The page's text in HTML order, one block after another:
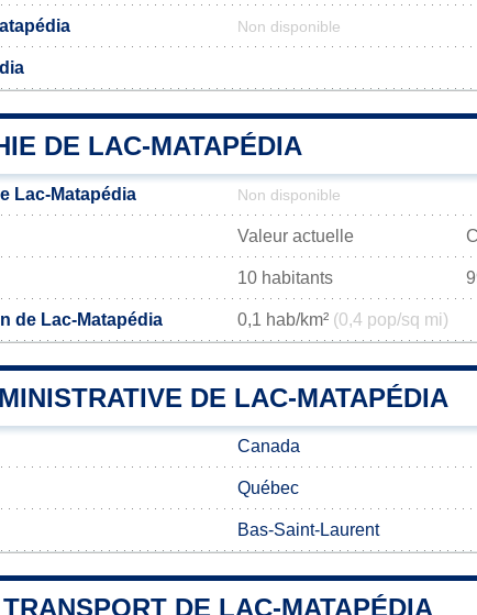
Non disponible
DE LAC-MATAPÉDIA
Lac-Matapédia Non disponible
Valeur actuelle
10 habitants
de Lac-Matapédia 0,1 hab/km² (0,4 pop/sq mi)
DE LAC-MATAPÉDIA
Canada
Québec
Bas-Saint-Laurent
DE LAC-MATAPÉDIA